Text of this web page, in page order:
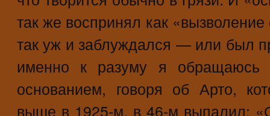
так же воспринял как
так уж и заблуждался — или был
именно к разуму я
основанием, говоря об Арто,
выше в 1925-м, в 46-м выпалил: